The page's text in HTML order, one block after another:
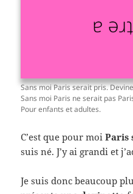
Sans moi Paris serait pris.
Sans moi Paris ne serait pas
Pour enfants et adultes.
C’est que pour moiParis
suis né. J’y ai grandi et
Je suis donc beaucoup